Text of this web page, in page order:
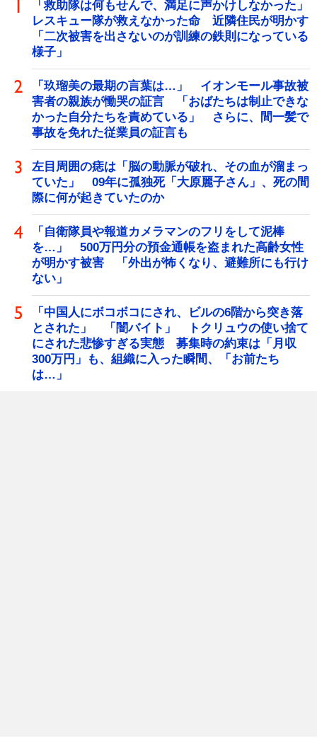
「救助隊は何もせんで、満足に声かけしなかった」
レスキュー隊が救えなかった命 近隣住民が明かす
「二次被害を出さないのが訓練の鉄則になっている
様子」
「玖瑠美の最期の言葉は…」 イオンモール事故被
害者の親族が慟哭の証言 「おばたちは制止できな
かった自分たちを責めている」 さらに、間一髪で
事故を免れた従業員の証言も
左目周囲の痣は「脳の動脈が破れ、その血が溜まっ
ていた」 09年に孤独死「大原麗子さん」、死の間
際に何が起きていたのか
「自衛隊員や報道カメラマンのフリをして泥棒
を…」 500万円分の預金通帳を盗まれた高齢女性
が明かす被害 「外出が怖くなり、避難所にも行け
ない」
「中国人にボコボコにされ、ビルの6階から突き落
とされた」 「闇バイト」 トクリュウの使い捨て
にされた悲惨すぎる実態 募集時の約束は「月収
300万円」も、組織に入った瞬間、「お前たち
は…」